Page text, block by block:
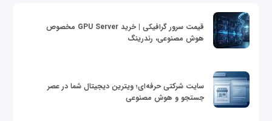
قیمت سرور گرافیکی | خرید GPU Server مخصوص
هوش مصنوعی، رندرینگ
سایت شرکتی حرفه‌ای؛ ویترین دیجیتال شما در عصر
جستجو و هوش مصنوعی